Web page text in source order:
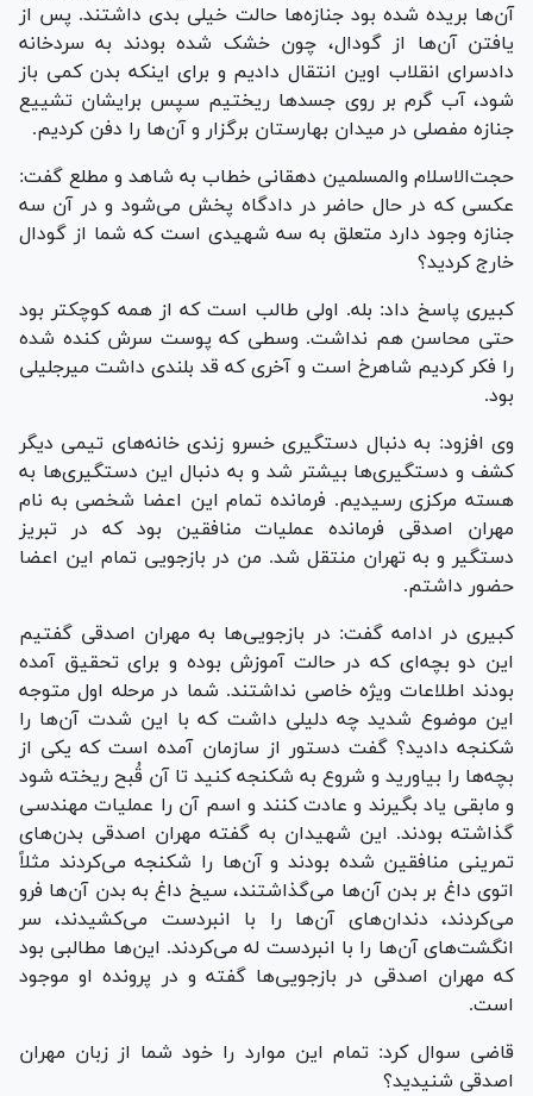
آن‌ها بریده شده بود جنازه‌ها حالت خیلی بدی داشتند. پس از
یافتن آن‌ها از گودال، چون خشک شده بودند به سردخانه
دادسرای انقلاب اوین انتقال دادیم و برای اینکه بدن کمی باز
شود، آب گرم بر روی جسد‌ها ریختیم سپس برایشان تشییع
جنازه مفصلی در میدان بهارستان برگزار و آن‌ها را دفن کردیم.
حجت‌الاسلام والمسلمین دهقانی خطاب به شاهد و مطلع گفت:
عکسی که در حال حاضر در دادگاه پخش می‌شود و در آن سه
جنازه وجود دارد متعلق به سه شهیدی است که شما از گودال
خارج کردید؟
کبیری پاسخ داد: بله. اولی طالب است که از همه کوچکتر بود
حتی محاسن هم نداشت. وسطی که پوست سرش کنده شده
را فکر کردیم شاهرخ است و آخری که قد بلندی داشت میرجلیلی
بود.
وی افزود: به دنبال دستگیری خسرو زندی خانه‌های تیمی دیگر
کشف و دستگیری‌ها بیشتر شد و به دنبال این دستگیری‌ها به
هسته مرکزی رسیدیم. فرمانده تمام این اعضا شخصی به نام
مهران اصدقی فرمانده عملیات منافقین بود که در تبریز
دستگیر و به تهران منتقل شد. من در بازجویی تمام این اعضا
حضور داشتم.
کبیری در ادامه گفت: در بازجویی‌ها به مهران اصدقی گفتیم
این دو بچه‌ای که در حالت آموزش بوده و برای تحقیق آمده
بودند اطلاعات ویژه خاصی نداشتند. شما در مرحله اول متوجه
این موضوع شدید چه دلیلی داشت که با این شدت آن‌ها را
شکنجه دادید؟ گفت دستور از سازمان آمده است که یکی از
بچه‌ها را بیاورید و شروع به شکنجه کنید تا آن قُبح ریخته شود
و مابقی یاد بگیرند و عادت کنند و اسم آن را عملیات مهندسی
گذاشته بودند. این شهیدان به گفته مهران اصدقی بدن‌های
تمرینی منافقین شده بودند و آن‌ها را شکنجه می‌کردند مثلاً
اتوی داغ بر بدن آن‌ها می‌گذاشتند، سیخ داغ به بدن آن‌ها فرو
می‌کردند، دندان‌های آن‌ها را با انبردست می‌کشیدند، سر
انگشت‌های آن‌ها را با انبردست له می‌کردند. این‌ها مطالبی بود
که مهران اصدقی در بازجویی‌ها گفته و در پرونده او موجود
است.
قاضی سوال کرد: تمام این موارد را خود شما از زبان مهران
اصدقی شنیدید؟